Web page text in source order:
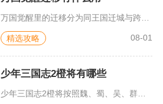
精选攻略 08-01
少年三国志2橙将有哪些
少年三国志2橙将按照魏、蜀、吴、群雄四大阵营划分完整名单，魏...